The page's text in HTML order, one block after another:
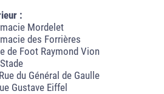
:
Mordelet
des Forrières
de Foot Raymond Vion
du Général de Gaulle
Gustave Eiffel